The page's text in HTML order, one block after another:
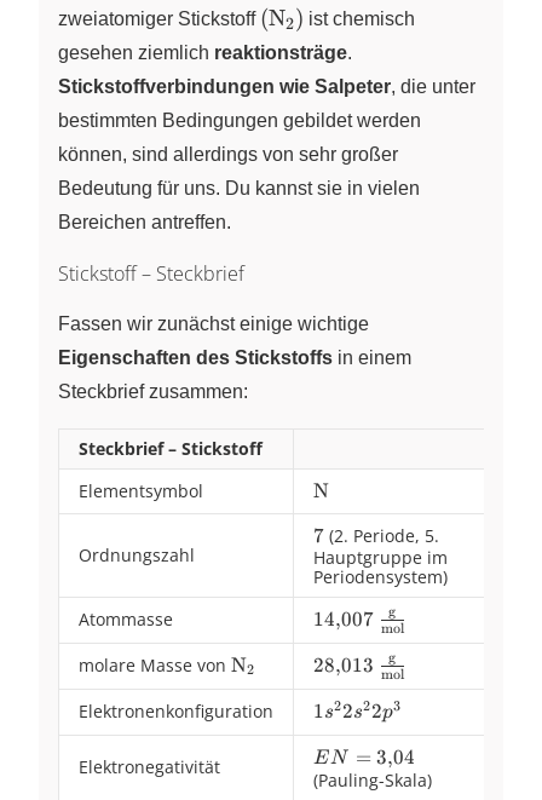
zweiatomiger Stickstoff \left(
\ce{N2}
\right)
(NX
2) ist chemisch
gesehen ziemlich reaktionsträge.
Stickstoffverbindungen wie Salpeter, die unter
bestimmten Bedingungen gebildet werden
können, sind allerdings von sehr großer
Bedeutung für uns. Du kannst sie in vielen
Bereichen antreffen.
Stickstoff – Steckbrief
Fassen wir zunächst einige wichtige
Eigenschaften des Stickstoffs in einem
Steckbrief zusammen:
Steckbrief – Stickstoff
Elementsymbol
\ce{N}
N
Ordnungszahl
7
7 (2. Periode, 5.
Hauptgruppe im
Periodensystem)
Atommasse
\pu{14,007
g//mol}
14,007 mol
g
molare Masse von \ce{N2}
NX
2
\pu{28,013
g//mol}
28,013 mol
g
Elektronenkonfiguration
1
s^{2}
2
s^{2}
1s22s22p3
Elektronegativität
EN =
3{,}04
EN = 3,04
(Pauling-Skala)